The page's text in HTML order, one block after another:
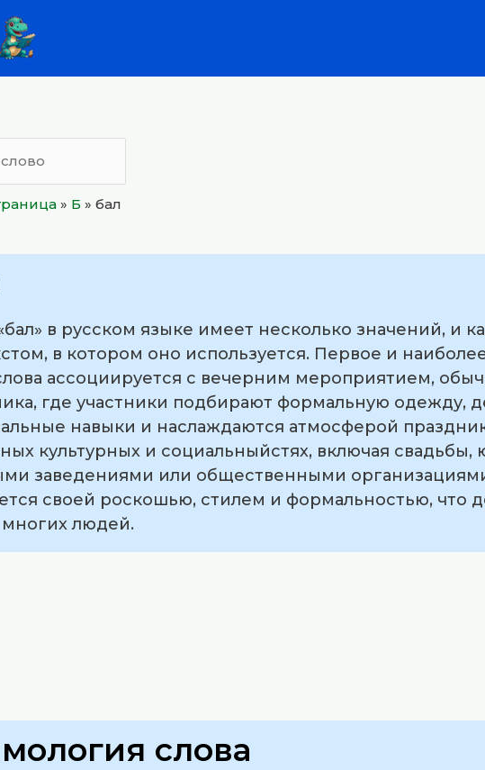
» Б » бал
в русском языке имеет несколько значений, и
в котором оно используется. Первое и
ассоциируется с вечерним мероприятием,
где участники подбирают формальную одежду,
навыки и наслаждаются атмосферой
культурных и социальныйстях, включая
заведениями или общественными
своей роскошью, стилем и формальностью, что
людей.
слова